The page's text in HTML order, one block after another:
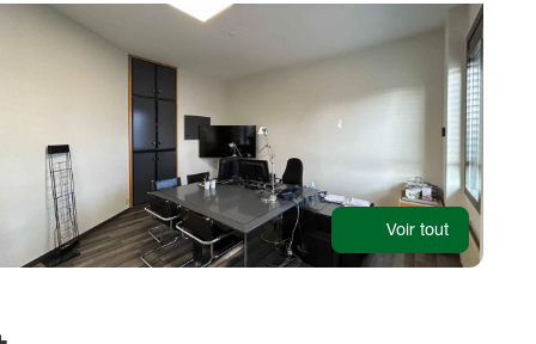
Voir tout